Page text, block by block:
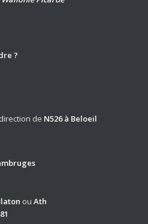
?
de N526 à Beloeil
ou Ath